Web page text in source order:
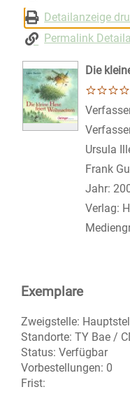
Detailanzeige
Permalink
Die
Ursula
Frank
Jahr:
Verlag:
Exemplare
Zweigstelle:
Standorte: TY Bae /
Status: Verfügbar
Vorbestellungen: 0
Frist: